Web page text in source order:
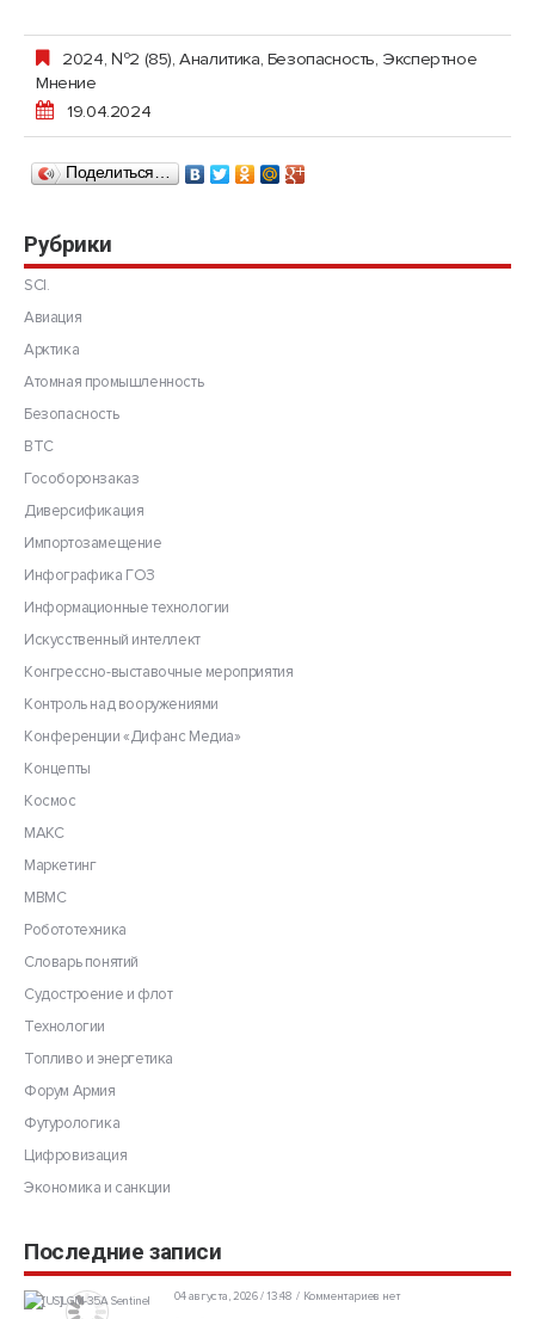
2024, №2 (85),Аналитика, Безопасность, Экспертное
Мнение
19.04.2024
Поделиться…
Рубрики
SCI.
Авиация
Арктика
Атомная промышленность
Безопасность
ВТС
Гособоронзаказ
Диверсификация
Импортозамещение
Инфографика ГОЗ
Информационные технологии
Искусственный интеллект
Конгрессно-выставочные мероприятия
Контроль над вооружениями
Конференции «Дифанс Медиа»
Концепты
Космос
МАКС
Маркетинг
МВМС
Робототехника
Словарь понятий
Судостроение и флот
Технологии
Топливо и энергетика
Форум Армия
Футурологика
Цифровизация
Экономика и санкции
Последние записи
04 августа, 2026 / 13:48 Комментариев нет